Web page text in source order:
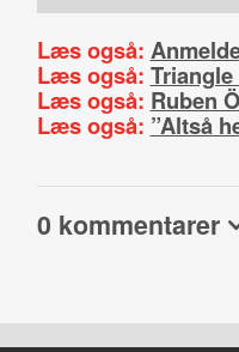
Læs også:
Læs også:
Læs også: Ruben
Læs også: ”Altså
0 kommentarer